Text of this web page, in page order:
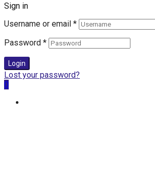
Sign in
Username or email *
Password *
Login
Lost your password?
0